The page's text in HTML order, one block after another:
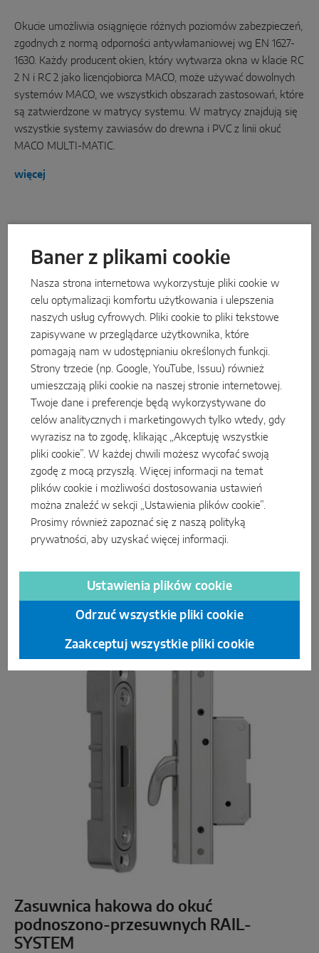
Okucie umożliwia osiągnięcie różnych poziomów zabezpieczeń,
zgodnych z normą odporności antywłamaniowej wg EN 1627-
1630. Każdy producent okien, który wytwarza okna w klacie RC
2 N i RC 2 jako licencjobiorca MACO, może używać dowolnych
systemów MACO, we wszystkich obszarach zastosowań, które
są zatwierdzone w matrycy systemu. W matrycy znajdują się
wszystkie systemy zawiasów do drewna i PVC z linii okuć
MACO MULTI-MATIC.
więcej
Zamek drzwiowy Z-TF z trzema
zapadkami
MACO PROTECT Z-TF to sterowany kluczem zamek z trzema
zapadkami multifunkcyjnymi, który w wersji ze stalowymi
bolcami bez trudu wytrzymuje 3 minuty ataku włamywacza
Zasuwnica hakowa do okuć
podnoszono-przesuwnych RAIL-
SYSTEM
Baner z plikami cookie
Nasza strona internetowa wykorzystuje pliki cookie w
celu optymalizacji komfortu użytkowania i ulepszenia
naszych usług cyfrowych. Pliki cookie to pliki tekstowe
zapisywane w przeglądarce użytkownika, które
pomagają nam w udostępnianiu określonych funkcji.
Strony trzecie (np. Google, YouTube, Issuu) również
umieszczają pliki cookie na naszej stronie internetowej.
Twoje dane i preferencje będą wykorzystywane do
celów analitycznych i marketingowych tylko wtedy, gdy
wyrazisz na to zgodę, klikając „Akceptuję wszystkie
pliki cookie”. W każdej chwili możesz wycofać swoją
zgodę z mocą przyszłą. Więcej informacji na temat
plików cookie i możliwości dostosowania ustawień
można znaleźć w sekcji „Ustawienia plików cookie”.
Prosimy również zapoznać się z naszą polityką
prywatności , aby uzyskać więcej informacji.
Ustawienia plików cookie
Odrzuć wszystkie pliki cookie
Zaakceptuj wszystkie pliki cookie